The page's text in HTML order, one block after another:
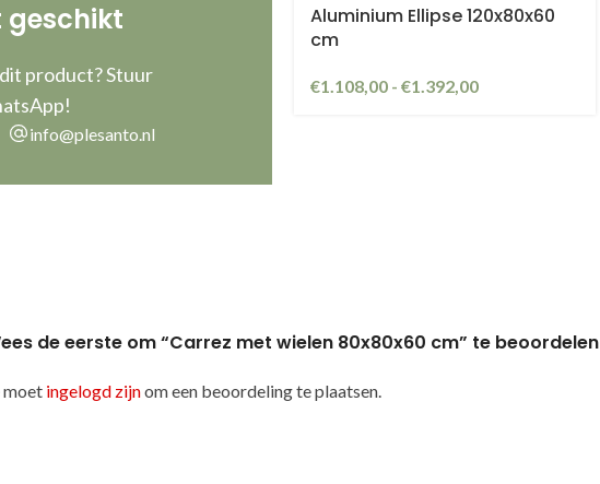
geschikt
product? Stuur
info@plesanto.nl
Aluminium Ellipse 120x80x60
cm
€1.108,00 - €1.392,00
de eerste om “Carrez met wielen 80x80x60 cm” te beoordelen
moet ingelogd zijnom een beoordeling te plaatsen.